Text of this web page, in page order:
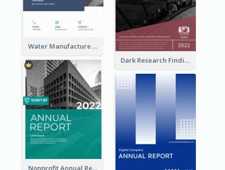
Water Manufacture Annual Reports
Dark Research Findings Annual Report
Nonprofit Annual Report